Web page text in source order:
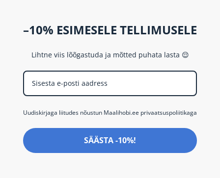
–10% ESIMESELE TELLIMUSELE
Lihtne viis lõõgastuda ja mõtted puhata lasta 😌
Uudiskirjaga liitudes nõustun Maalihobi.ee privaatsuspoliitikaga
SÄÄSTA -10%!